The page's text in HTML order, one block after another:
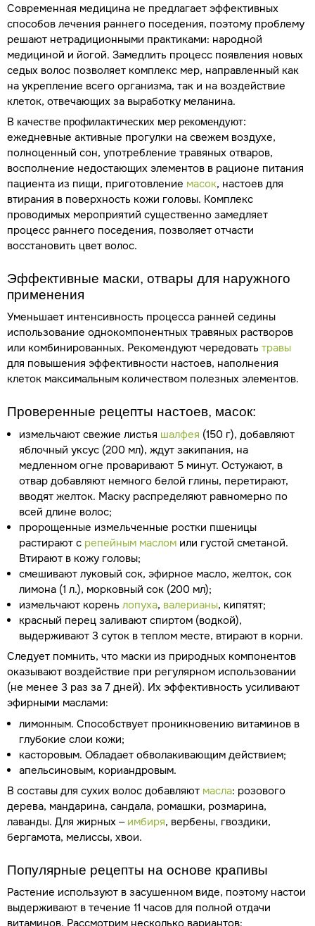
Современная медицина не предлагает эффективных
способов лечения раннего поседения, поэтому проблему
решают нетрадиционными практиками: народной
медициной и йогой. Замедлить процесс появления новых
седых волос позволяет комплекс мер, направленный как
на укрепление всего организма, так и на воздействие
клеток, отвечающих за выработку меланина.
В качестве профилактических мер рекомендуют:
ежедневные активные прогулки на свежем воздухе,
полноценный сон, употребление травяных отваров,
восполнение недостающих элементов в рационе питания
пациента из пищи, приготовление масок, настоев для
втирания в поверхность кожи головы. Комплекс
проводимых мероприятий существенно замедляет
процесс раннего поседения, позволяет отчасти
восстановить цвет волос.
Эффективные маски, отвары для наружного
применения
Уменьшает интенсивность процесса ранней седины
использование однокомпонентных травяных растворов
или комбинированных. Рекомендуют чередовать травы
для повышения эффективности настоев, наполнения
клеток максимальным количеством полезных элементов.
Проверенные рецепты настоев, масок:
измельчают свежие листья шалфея (150 г), добавляют
яблочный уксус (200 мл), ждут закипания, на
медленном огне проваривают 5 минут. Остужают, в
отвар добавляют немного белой глины, перетирают,
вводят желток. Маску распределяют равномерно по
всей длине волос;
пророщенные измельченные ростки пшеницы
растирают с репейным маслом или густой сметаной.
Втирают в кожу головы;
смешивают луковый сок, эфирное масло, желток, сок
лимона (1 л.), морковный сок (200 мл);
измельчают кореньлопуха, валерианы, кипятят;
красный перец заливают спиртом (водкой),
выдерживают 3 суток в теплом месте, втирают в корни.
Следует помнить, что маски из природных компонентов
оказывают воздействие при регулярном использовании
(не менее 3 раз за 7 дней). Их эффективность усиливают
эфирными маслами:
лимонным. Способствует проникновению витаминов в
глубокие слои кожи;
касторовым. Обладает обволакивающим действием;
апельсиновым, кориандровым.
В составы для сухих волос добавляют масла: розового
дерева, мандарина, сандала, ромашки, розмарина,
лаванды. Для жирных – имбиря, вербены, гвоздики,
бергамота, мелиссы, хвои.
Популярные рецепты на основе крапивы
Растение используют в засушенном виде, поэтому настои
выдерживают в течение 11 часов для полной отдачи